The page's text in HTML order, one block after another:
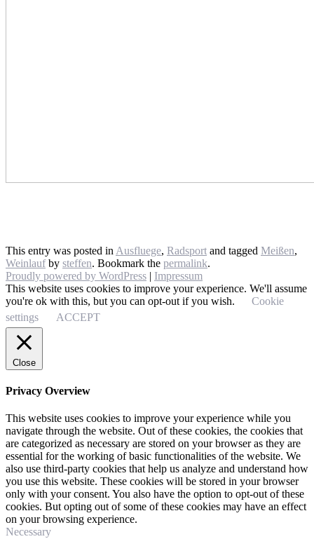
This entry was posted in Ausfluege, Radsport and tagged Meißen,
Weinlaufby steffen. Bookmark the permalink.
Proudly powered by WordPress | Impressum
This website uses cookies to improve your experience. We'll assume
you're ok with this, but you can opt-out if you wish.
Cookie
settings
ACCEPT
Close
Privacy Overview
This website uses cookies to improve your experience while you
navigate through the website. Out of these cookies, the cookies that
are categorized as necessary are stored on your browser as they are
essential for the working of basic functionalities of the website. We
also use third-party cookies that help us analyze and understand how
you use this website. These cookies will be stored in your browser
only with your consent. You also have the option to opt-out of these
cookies. But opting out of some of these cookies may have an effect
on your browsing experience.
Necessary